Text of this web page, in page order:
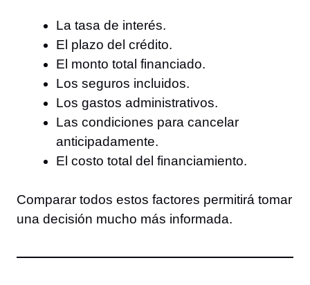
La tasa de interés.
El plazo del crédito.
El monto total financiado.
Los seguros incluidos.
Los gastos administrativos.
Las condiciones para cancelar
anticipadamente.
El costo total del financiamiento.
Comparar todos estos factores permitirá tomar
una decisión mucho más informada.